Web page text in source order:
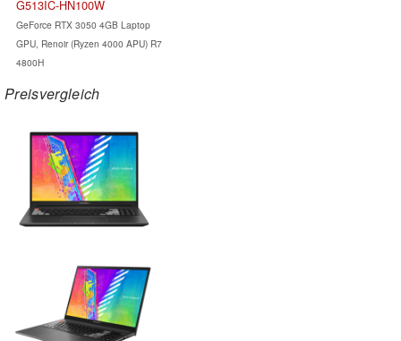
G513IC-HN100W
GeForce RTX 3050 4GB Laptop
GPU, Renoir (Ryzen 4000 APU) R7
4800H
Preisvergleich